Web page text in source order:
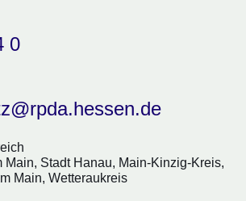
0
Main, Stadt Hanau, Main-Kinzig-Kreis,
Main, Wetteraukreis